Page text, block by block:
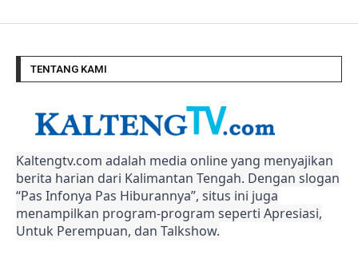
TENTANG KAMI
Kaltengtv.com adalah media online yang menyajikan
berita harian dari Kalimantan Tengah. Dengan slogan
“Pas Infonya Pas Hiburannya”, situs ini juga
menampilkan program-program seperti Apresiasi,
Untuk Perempuan, dan Talkshow.